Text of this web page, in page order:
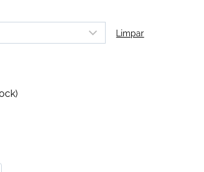
Limpar